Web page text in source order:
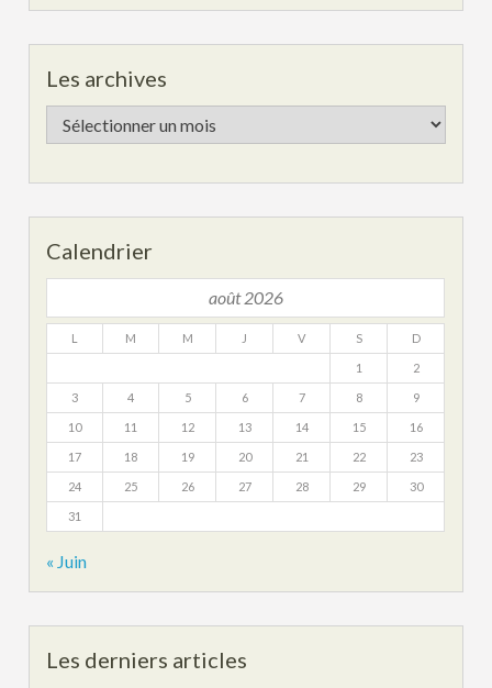
Les archives
Les
archives
Calendrier
août 2026
L M M J V S D
1 2
3 4 5 6 7 8 9
10 11 12 13 14 15 16
17 18 19 20 21 22 23
24 25 26 27 28 29 30
31
« Juin
Les derniers articles